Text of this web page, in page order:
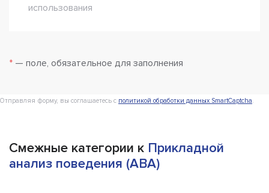
использования
* — поле, обязательное для заполнения
Отправляя форму, вы соглашаетесь с политикой обработки данных SmartCaptcha.
Смежные категории к Прикладной
анализ поведения (ABA)